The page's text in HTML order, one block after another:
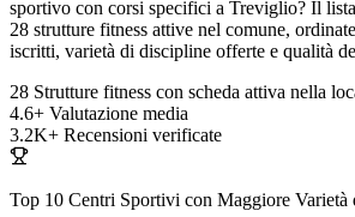
sportivo con corsi specifici a Treviglio? Il
28 strutture fitness attive nel comune,
iscritti, varietà di discipline offerte e qualità
28 Strutture fitness con scheda attiva nella
4.6+ Valutazione media
3.2K+ Recensioni verificate
Top 10 Centri Sportivi con Maggiore